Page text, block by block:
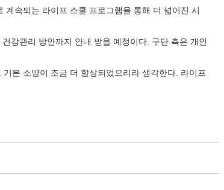
속되는 라이프 스쿨 프로그램을 통해 더 넓어진 시
강관리 방안까지 안내 받을 예정이다. 구단 측은 개인
본 소양이 조금 더 향상되었으리라 생각한다. 라이프